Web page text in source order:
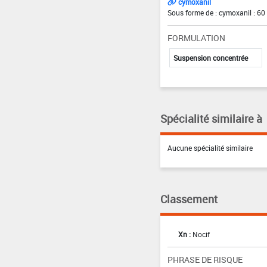
Sous forme de : cymoxanil :
FORMULATION
Suspension concentrée
Spécialité similaire à
Aucune spécialité similaire
Classement
Xn : Nocif
PHRASE DE RISQUE